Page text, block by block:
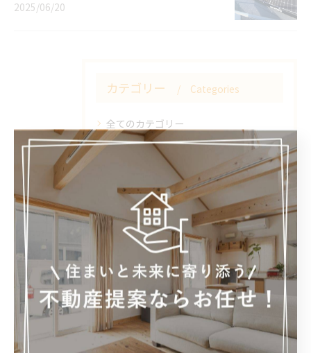
2025/06/20
カテゴリー Categories
全てのカテゴリー
売却
相続
リフォーム
最近の投稿 Recent Posts